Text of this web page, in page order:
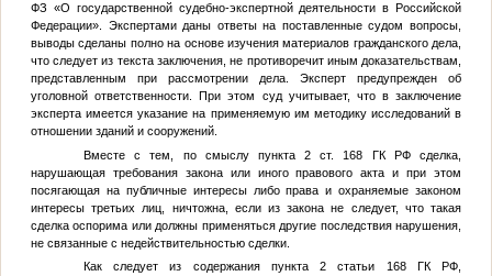
ФЗ «О государственной судебно-экспертной деятельности в Российской
Федерации». Экспертами даны ответы на поставленные судом вопросы,
выводы сделаны полно на основе изучения материалов гражданского дела,
что следует из текста заключения, не противоречит иным доказательствам,
представленным при рассмотрении дела. Эксперт предупрежден об
уголовной ответственности. При этом суд учитывает, что в заключение
эксперта имеется указание на применяемую им методику исследований в
отношении зданий и сооружений.
Вместе с тем, по смыслу пункта 2 ст. 168 ГК РФ сделка,
нарушающая требования закона или иного правового акта и при этом
посягающая на публичные интересы либо права и охраняемые законом
интересы третьих лиц, ничтожна, если из закона не следует, что такая
сделка оспорима или должны применяться другие последствия нарушения,
не связанные с недействительностью сделки.
Как следует из содержания пункта 2 статьи 168 ГК РФ,